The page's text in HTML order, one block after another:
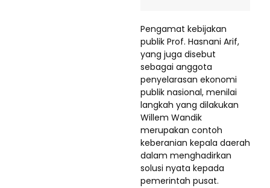
Pengamat kebijakan
publik Prof. Hasnani Arif,
yang juga disebut
sebagai anggota
penyelarasan ekonomi
publik nasional, menilai
langkah yang dilakukan
Willem Wandik
merupakan contoh
keberanian kepala daerah
dalam menghadirkan
solusi nyata kepada
pemerintah pusat.